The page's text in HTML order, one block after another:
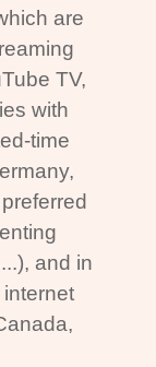
are
TV,
with
time
and in